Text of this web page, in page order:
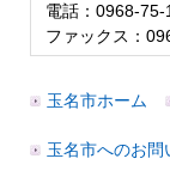
電話：0968-75-
ファックス：
玉名市ホーム
玉名市へのお問